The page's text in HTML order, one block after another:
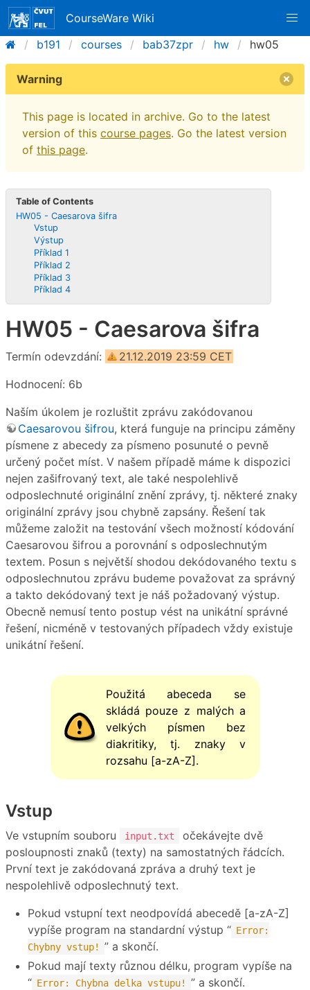
CourseWare Wiki
b191
courses bab37zpr hw hw05
Warning
This page is located in archive. Go to the latest
version of this course pages. Go the latest version
of this page.
Table of Contents
HW05 - Caesarova šifra
Vstup
Výstup
Příklad 1
Příklad 2
Příklad 3
Příklad 4
HW05 - Caesarova šifra
Termín odevzdání:
21.12.2019 23:59 CET
Hodnocení: 6b
Naším úkolem je rozluštit zprávu zakódovanou
Caesarovou šifrou, která funguje na principu záměny
písmene z abecedy za písmeno posunuté o pevně
určený počet míst. V našem případě máme k dispozici
nejen zašifrovaný text, ale také nespolehlivě
odposlechnuté originální znění zprávy, tj. některé znaky
originální zprávy jsou chybně zapsány. Řešení tak
můžeme založit na testování všech možností kódování
Caesarovou šifrou a porovnání s odposlechnutým
textem. Posun s největší shodou dekódovaného textu s
odposlechnutou zprávu budeme považovat za správný
a takto dekódovaný text je náš požadovaný výstup.
Obecně nemusí tento postup vést na unikátní správné
řešení, nicméně v testovaných případech vždy existuje
unikátní řešení.
Použitá abeceda se
skládá pouze z malých a
velkých písmen bez
diakritiky, tj. znaky v
rozsahu [a-zA-Z].
Vstup
Ve vstupním souboru input.txt
očekávejte dvě
posloupnosti znaků (texty) na samostatných řádcích.
První text je zakódovaná zpráva a druhý text je
nespolehlivě odposlechnutý text.
Pokud vstupní text neodpovídá abecedě [a-zA-Z]
vypíše program na standardní výstup “ Error:
Chybny vstup!
” a skončí.
Pokud mají texty různou délku, program vypíše na
“ Error: Chybna delka vstupu!
” a skončí.